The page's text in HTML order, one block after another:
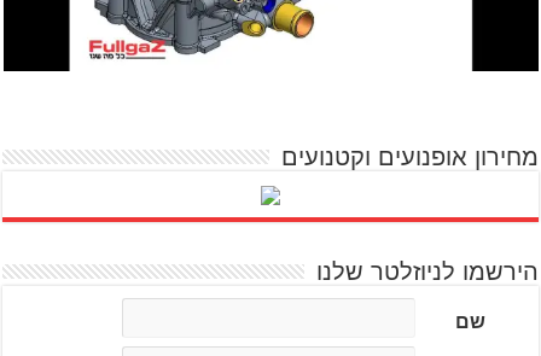
מחירון אופנועים וקטנועים
הירשמו לניוזלטר שלנו
שם